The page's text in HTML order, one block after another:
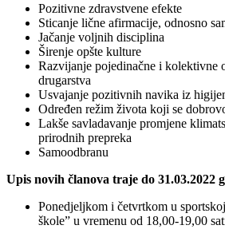
Pozitivne zdravstvene efekte
Sticanje lične afirmacije, odnosno
Jačanje voljnih disciplina
Širenje opšte kulture
Razvijanje pojedinačne i kolektivne
drugarstva
Usvajanje pozitivnih navika iz
Određen režim života koji se
Lakše savladavanje promjene
prirodnih prepreka
Samoodbranu
Upis novih članova traje do 31.03.2022
Ponedjeljkom i četvrtkom u
škole” u vremenu od 18,00-19,00